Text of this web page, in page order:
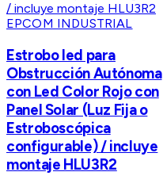
EPCOM INDUSTRIAL
Estrobo led para
Obstrucción Autónoma
con Led Color Rojo con
Panel Solar (Luz Fija o
Estroboscópica
configurable) / incluye
montaje HLU3R2